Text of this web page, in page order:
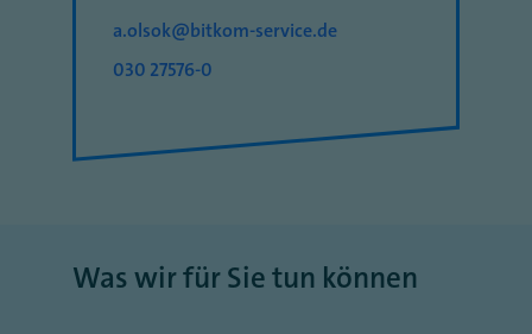
a.olsok@bitkom-service.de
030 27576-0
Was wir für Sie tun können